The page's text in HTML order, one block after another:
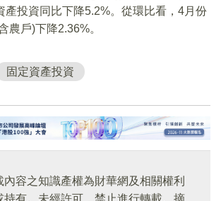
產投資同比下降5.2%。從環比看，4月份
農戶)下降2.36%。
固定資產投資
內容之知識產權為財華網及相關權利
持有。未經許可，禁止進行轉載、摘